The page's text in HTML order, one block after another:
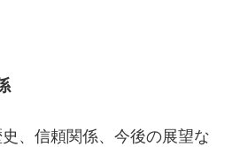
、信頼関係、今後の展望な